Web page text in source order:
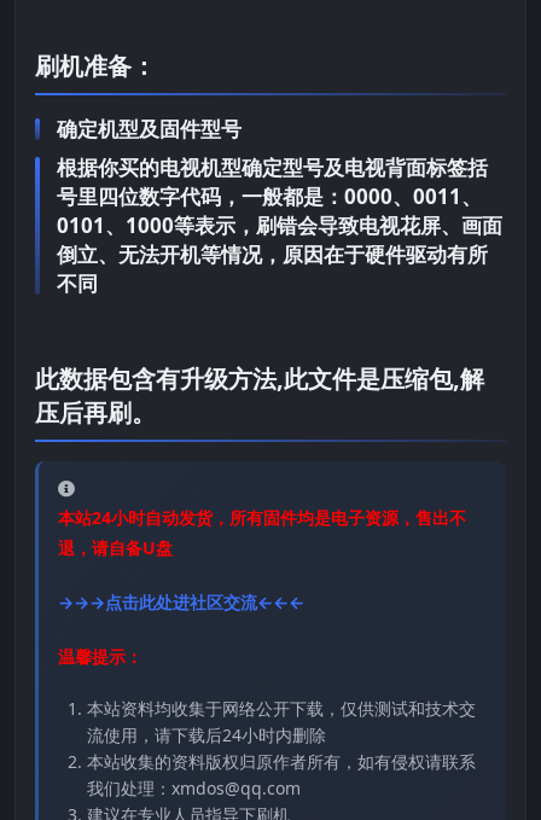
刷机准备：
确定机型及固件型号
根据你买的电视机型确定型号及电视背面标签括
号里四位数字代码，一般都是：0000、0011、
0101、1000等表示，刷错会导致电视花屏、画面
倒立、无法开机等情况，原因在于硬件驱动有所
不同
此数据包含有升级方法,此文件是压缩包,解
压后再刷。
本站24小时自动发货，所有固件均是电子资源，售出不
退，请自备U盘
→→→点击此处进社区交流←←←
温馨提示：
本站资料均收集于网络公开下载，仅供测试和技术交
流使用，请下载后24小时内删除
本站收集的资料版权归原作者所有，如有侵权请联系
我们处理：xmdos@qq.com
建议在专业人员指导下刷机